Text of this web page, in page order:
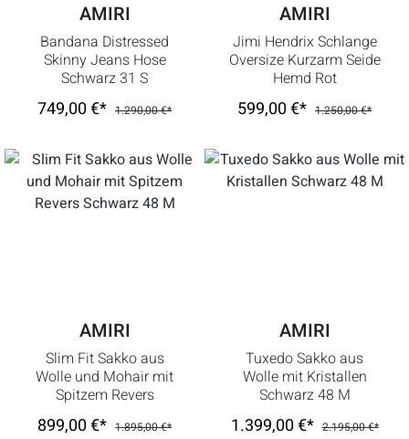
AMIRI
Bandana Distressed
Skinny Jeans Hose
Schwarz 31 S
749,00 €* 1.290,00 €*
AMIRI
Jimi Hendrix Schlange
Oversize Kurzarm Seide
Hemd Rot
599,00 €* 1.250,00 €*
AMIRI
Slim Fit Sakko aus
Wolle und Mohair mit
Spitzem Revers
Schwarz 48 M
899,00 €* 1.895,00 €*
AMIRI
Tuxedo Sakko aus
Wolle mit Kristallen
Schwarz 48 M
1.399,00 €* 2.195,00 €*